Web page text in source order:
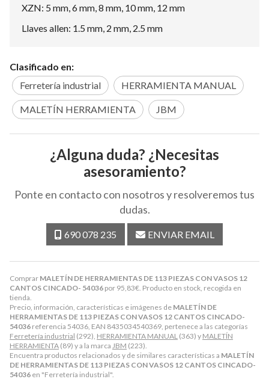
Comprar MALETÍN DE HERRAMIENTAS DE 113 PIEZAS CON VASOS 12
CANTOS CINCADO- 54036 por 95,83€. Producto en stock, recogida en
tienda.
Precio, información, características e imágenes de MALETÍN DE
HERRAMIENTAS DE 113 PIEZAS CON VASOS 12 CANTOS CINCADO-
54036 referencia 54036, EAN 8435034540369, pertenece a las categorías
Ferretería industrial (292), HERRAMIENTA MANUAL (363) y MALETÍN
HERRAMIENTA (89) y a la marca JBM (223).
Encuentra productos relacionados y de similares características a MALETÍN
DE HERRAMIENTAS DE 113 PIEZAS CON VASOS 12 CANTOS CINCADO-
54036 en "Ferretería industrial".
XZN: 5 mm, 6 mm, 8 mm, 10 mm, 12 mm
Llaves allen: 1.5 mm, 2 mm, 2.5 mm
Clasificado en:
Ferretería industrial
HERRAMIENTA MANUAL
MALETÍN HERRAMIENTA JBM
¿Alguna duda? ¿Necesitas
asesoramiento?
Ponte en contacto con nosotros y resolveremos tus
dudas.
690 078 235 ENVIAR EMAIL